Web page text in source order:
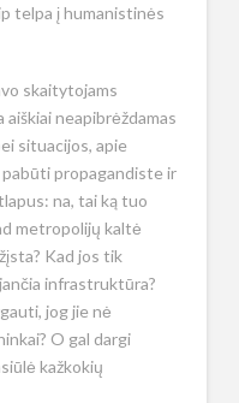
telpa į humanistinės
skaitytojams
neapibrėždamas
situacijos, apie
pabūti propagandiste ir
na, tai ką tuo
metropolijų kaltė
Kad jos tik
infrastruktūra?
jog jie nė
O gal dargi
kažkokių